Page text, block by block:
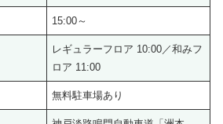
15:00～
レギュラーフロア 10:00／和みフ
ロア 11:00
無料駐車場あり